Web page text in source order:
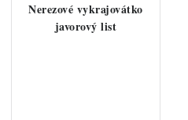
Nerezové vykrajovátko
javorový list